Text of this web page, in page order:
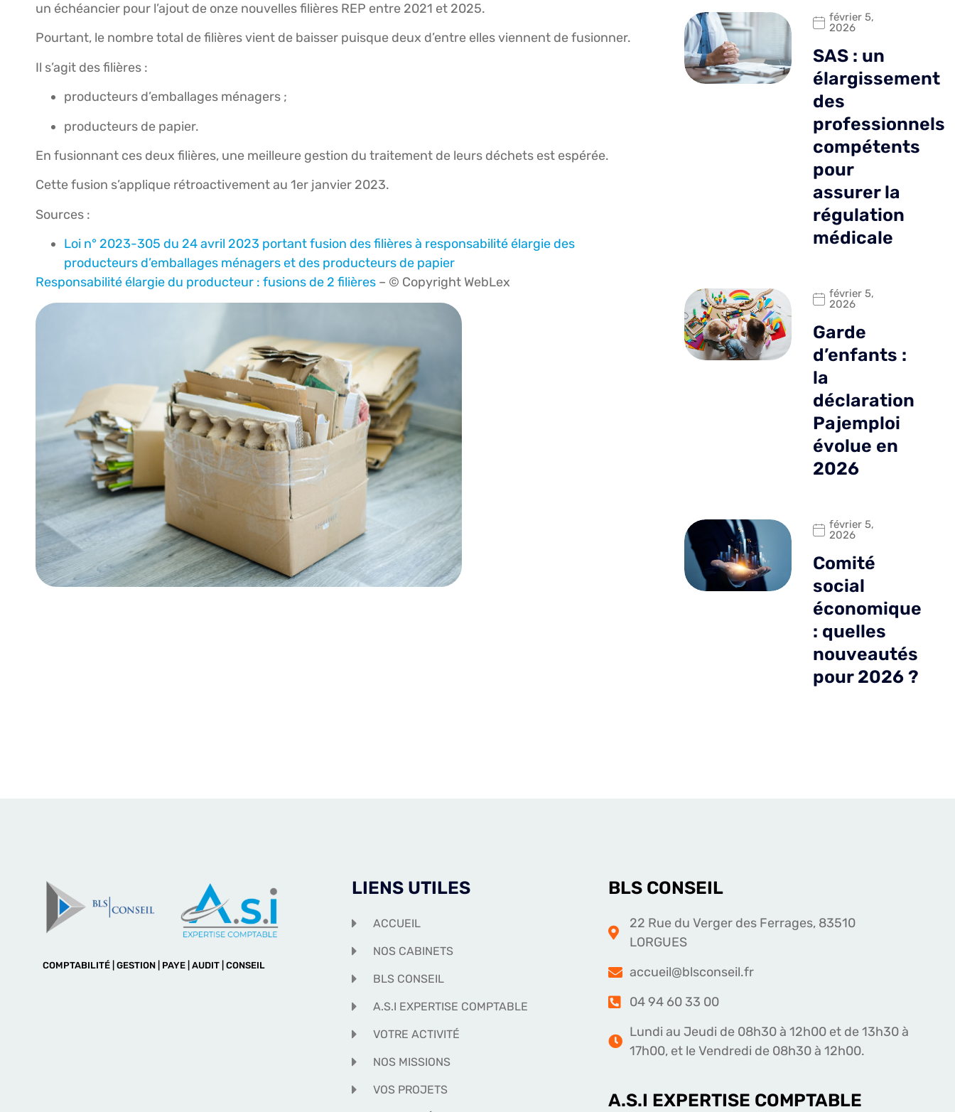
un échéancier pour l’ajout de onze nouvelles filières REP entre 2021 et 2025.
Pourtant, le nombre total de filières vient de baisser puisque deux d’entre elles viennent de fusionner.
Il s’agit des filières :
producteurs d’emballages ménagers ;
producteurs de papier.
En fusionnant ces deux filières, une meilleure gestion du traitement de leurs déchets est espérée.
Cette fusion s’applique rétroactivement au 1er janvier 2023.
Sources :
Loi n° 2023-305 du 24 avril 2023 portant fusion des filières à responsabilité élargie des
producteurs d’emballages ménagers et des producteurs de papier
Responsabilité élargie du producteur : fusions de 2 filières – © Copyright WebLex
février 5,
2026
SAS : un
élargissement
des
professionnels
compétents
pour
assurer la
régulation
médicale
février 5,
2026
Garde
d’enfants :
la
déclaration
Pajemploi
évolue en
2026
février 5,
2026
Comité
social
économique
: quelles
nouveautés
pour 2026 ?
COMPTABILITÉ | GESTION | PAYE | AUDIT | CONSEIL
LIENS UTILES
ACCUEIL
NOS CABINETS
BLS CONSEIL
A.S.I EXPERTISE COMPTABLE
VOTRE ACTIVITÉ
NOS MISSIONS
VOS PROJETS
BLS CONSEIL
22 Rue du Verger des Ferrages, 83510
LORGUES
accueil@blsconseil.fr
04 94 60 33 00
Lundi au Jeudi de 08h30 à 12h00 et de 13h30 à
17h00, et le Vendredi de 08h30 à 12h00.
A.S.I EXPERTISE COMPTABLE